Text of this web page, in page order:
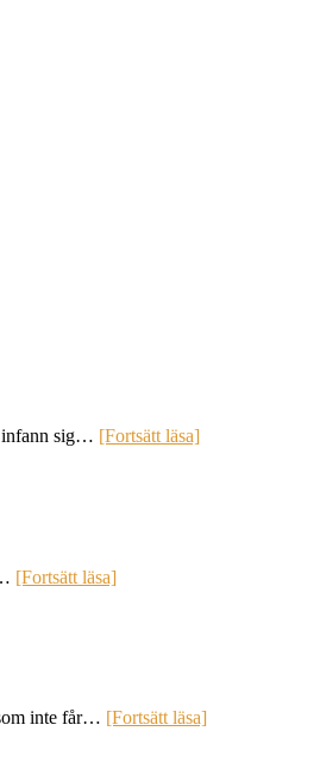
infann sig… [Fortsätt läsa]
[Fortsätt läsa]
inte får… [Fortsätt läsa]